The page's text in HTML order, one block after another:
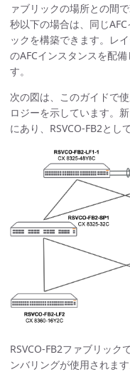
ァブリックの場所との間
秒以下の場合は、同じ
ックを構築できます。レ
のAFCインスタンスを配
す。
次の図は、このガイドで
ロジーを示しています。
にあり、RSVCO-FB2とし
RSVCO-FB2ファブリック
ンバリングが使用されま